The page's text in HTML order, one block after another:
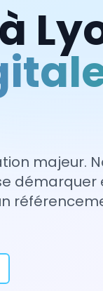
à
majeur.
démarquer